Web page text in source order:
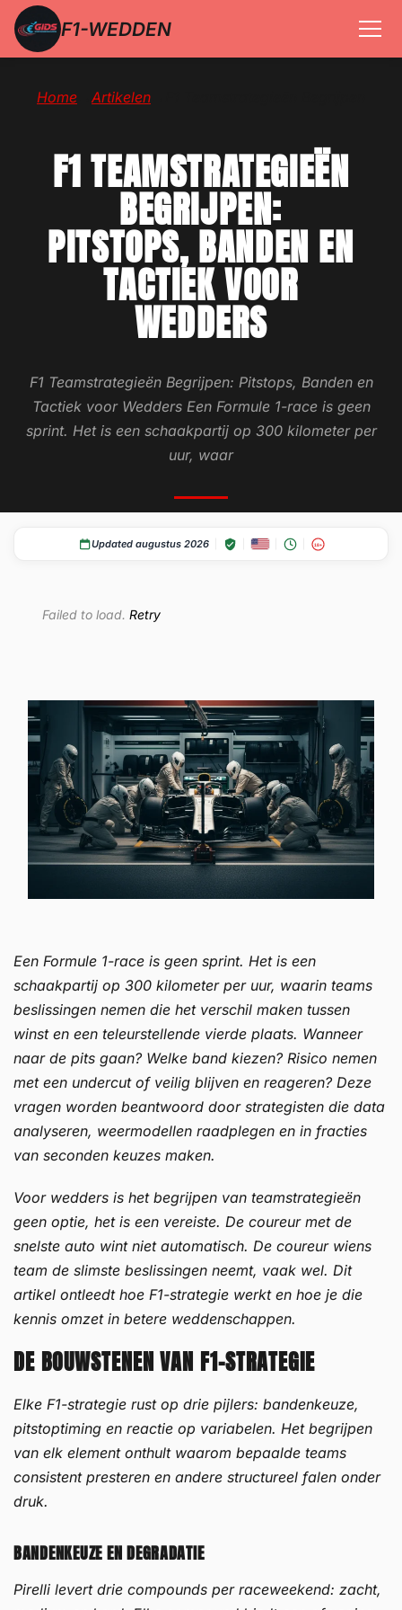
F1-WEDDEN
Home Artikelen
F1 TEAMSTRATEGIEËN
BEGRIJPEN:
PITSTOPS, BANDEN EN
TACTIEK VOOR
WEDDERS
F1 Teamstrategieën Begrijpen: Pitstops, Banden en
Tactiek voor Wedders Een Formule 1-race is geen
sprint. Het is een schaakpartij op 300 kilometer per
uur, waar
Updated augustus 2026 18+
Failed to load. Retry
Een Formule 1-race is geen sprint. Het is een
schaakpartij op 300 kilometer per uur, waarin teams
beslissingen nemen die het verschil maken tussen
winst en een teleurstellende vierde plaats. Wanneer
naar de pits gaan? Welke band kiezen? Risico nemen
met een undercut of veilig blijven en reageren? Deze
vragen worden beantwoord door strategisten die data
analyseren, weermodellen raadplegen en in fracties
van seconden keuzes maken.
Voor wedders is het begrijpen van teamstrategieën
geen optie, het is een vereiste. De coureur met de
snelste auto wint niet automatisch. De coureur wiens
team de slimste beslissingen neemt, vaak wel. Dit
artikel ontleedt hoe F1-strategie werkt en hoe je die
kennis omzet in betere weddenschappen.
DE BOUWSTENEN VAN F1-STRATEGIE
Elke F1-strategie rust op drie pijlers: bandenkeuze,
pitstoptiming en reactie op variabelen. Het begrijpen
van elk element onthult waarom bepaalde teams
consistent presteren en andere structureel falen onder
druk.
BANDENKEUZE EN DEGRADATIE
Pirelli levert drie compounds per raceweekend: zacht,